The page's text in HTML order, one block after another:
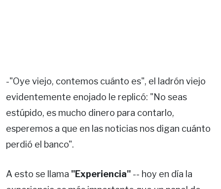
-"Oye viejo, contemos cuánto es", el ladrón viejo
evidentemente enojado le replicó: "No seas
estúpido, es mucho dinero para contarlo,
esperemos a que en las noticias nos digan cuánto
perdió el banco".
A esto se llama "Experiencia" -- hoy en día la